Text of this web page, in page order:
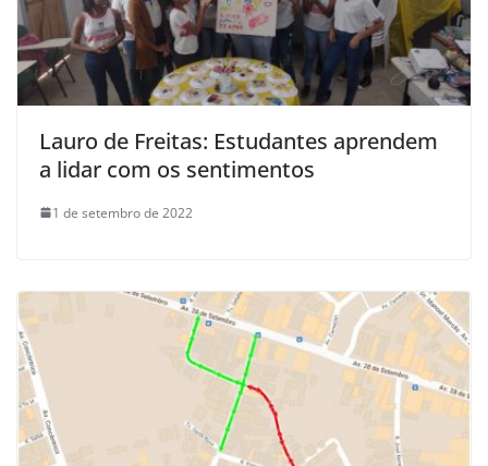
Lauro de Freitas: Estudantes aprendem
a lidar com os sentimentos
1 de setembro de 2022